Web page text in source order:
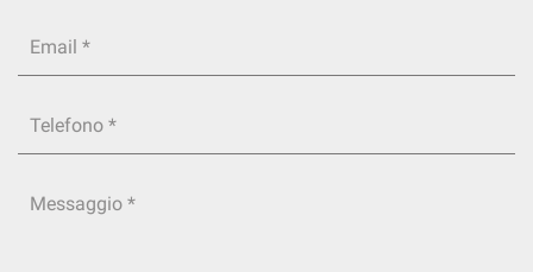
Email *
Telefono *
Messaggio *